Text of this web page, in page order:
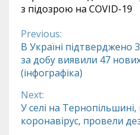
з підозрою на COVID-19
Continue
Reading
Previous:
В Україні підтверджено
за добу виявили 47
(інфографіка)
Next:
У селі на
коронавірус, провели